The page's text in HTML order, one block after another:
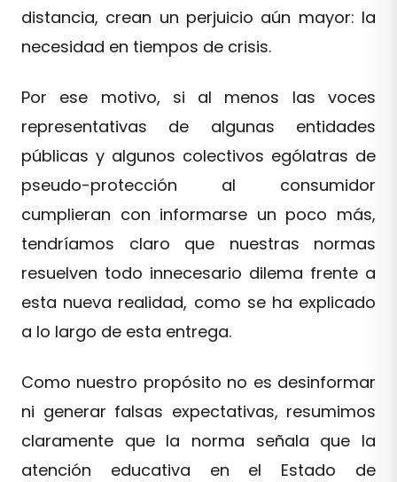
distancia, crean un perjuicio aún mayor: la
necesidad en tiempos de crisis.
Por ese motivo, si al menos las voces
representativas de algunas entidades
públicas y algunos colectivos ególatras de
pseudo-protección al consumidor
cumplieran con informarse un poco más,
tendríamos claro que nuestras normas
resuelven todo innecesario dilema frente a
esta nueva realidad, como se ha explicado
a lo largo de esta entrega.
Como nuestro propósito no es desinformar
ni generar falsas expectativas, resumimos
claramente que la norma señala que la
atención educativa en el Estado de